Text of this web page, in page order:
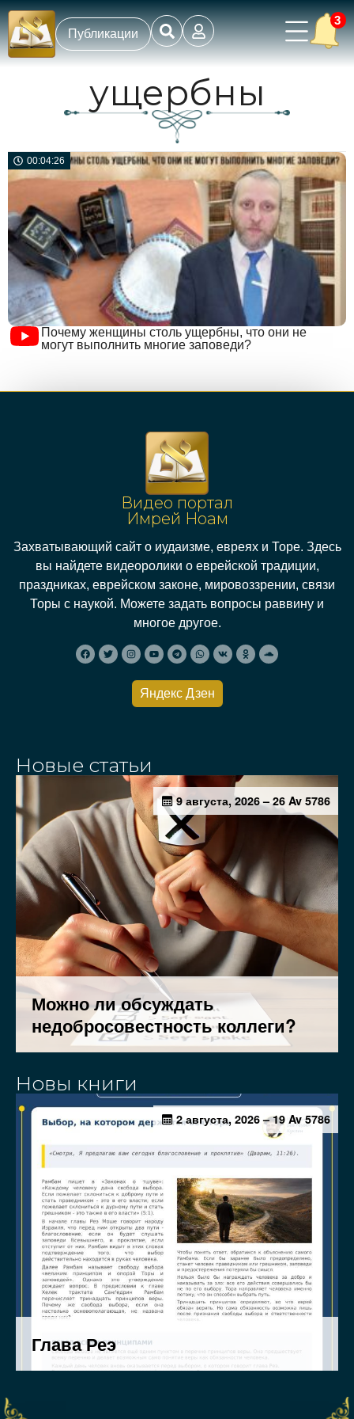
Публикации
3
ущербны
00:04:26
Почему женщины столь ущербны, что они не
могут выполнить многие заповеди?
Видео портал
Имрей Ноам
Захватывающий сайт о иудаизме, евреях и Торе. Здесь
вы найдете видеоролики о еврейской традиции,
праздниках, еврейском законе, мировоззрении, связи
Торы с наукой. Можете задать вопросы раввину и
многое другое.
Яндекс Дзен
Новые статьи
Новы книги